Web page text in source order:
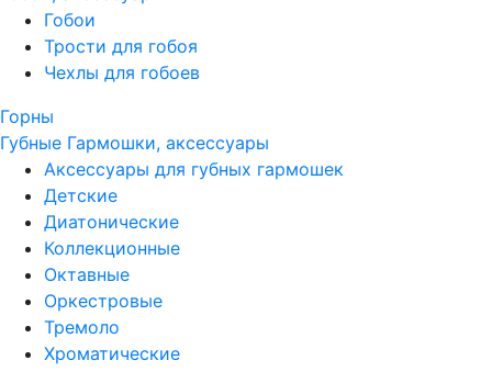
Гобои
Трости для гобоя
Чехлы для гобоев
Горны
Губные Гармошки, аксессуары
Аксессуары для губных гармошек
Детские
Диатонические
Коллекционные
Октавные
Оркестровые
Тремоло
Хроматические